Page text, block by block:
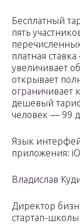
Бесплатный
пять
платная
увеличивает
открывает
ограничивает
дешевый
человек — 99
Язык
приложения:
Владислав
Директор
стартап-